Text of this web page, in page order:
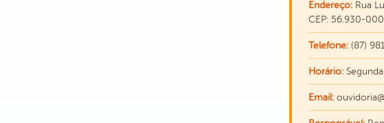
Endereço: Rua
CEP: 56.930-000
Telefone: (87)
Horário:
Email: